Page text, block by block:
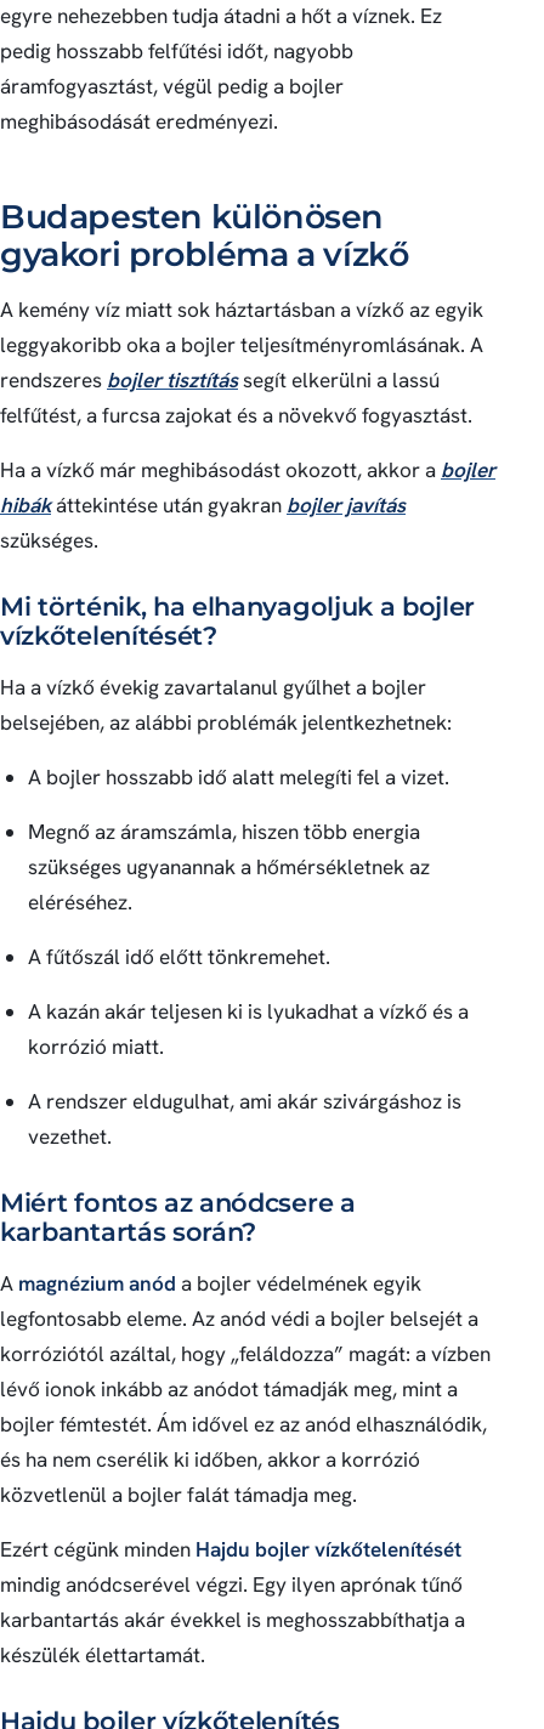
egyre nehezebben tudja átadni a hőt a víznek. Ez
pedig hosszabb felfűtési időt, nagyobb
áramfogyasztást, végül pedig a bojler
meghibásodását eredményezi.
Budapesten különösen
gyakori probléma a vízkő
A kemény víz miatt sok háztartásban a vízkő az egyik
leggyakoribb oka a bojler teljesítményromlásának. A
rendszeres bojler tisztítássegít elkerülni a lassú
felfűtést, a furcsa zajokat és a növekvő fogyasztást.
Ha a vízkő már meghibásodást okozott, akkor a bojler
hibákáttekintése után gyakran bojler javítás
szükséges.
Mi történik, ha elhanyagoljuk a bojler
vízkőtelenítését?
Ha a vízkő évekig zavartalanul gyűlhet a bojler
belsejében, az alábbi problémák jelentkezhetnek:
A bojler hosszabb idő alatt melegíti fel a vizet.
Megnő az áramszámla, hiszen több energia
szükséges ugyanannak a hőmérsékletnek az
eléréséhez.
A fűtőszál idő előtt tönkremehet.
A kazán akár teljesen ki is lyukadhat a vízkő és a
korrózió miatt.
A rendszer eldugulhat, ami akár szivárgáshoz is
vezethet.
Miért fontos az anódcsere a
karbantartás során?
A magnézium anód a bojler védelmének egyik
legfontosabb eleme. Az anód védi a bojler belsejét a
korróziótól azáltal, hogy „feláldozza” magát: a vízben
lévő ionok inkább az anódot támadják meg, mint a
bojler fémtestét. Ám idővel ez az anód elhasználódik,
és ha nem cserélik ki időben, akkor a korrózió
közvetlenül a bojler falát támadja meg.
Ezért cégünk minden Hajdu bojler vízkőtelenítését
mindig anódcserével végzi. Egy ilyen aprónak tűnő
karbantartás akár évekkel is meghosszabbíthatja a
készülék élettartamát.
Hajdu bojler vízkőtelenítés